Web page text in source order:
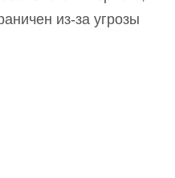
из-за угрозы